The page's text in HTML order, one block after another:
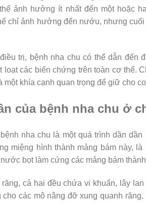
ảnh hưởng ít nhất đến một hoặc
chỉ ảnh hưởng đến nướu, nhưng
trị, bệnh nha chu có thể dẫn đến
loạt các biến chứng trên toàn cơ thể.
một khía cạnh quan trọng để giữ cho
của bệnh nha chu ở
nha chu là một quá trình dần
miệng hình thành mảng bám này,
bọt làm cứng các mảng bám
răng, cả hai đều chứa vi khuẩn, lây
các mô nâng đỡ xung quanh